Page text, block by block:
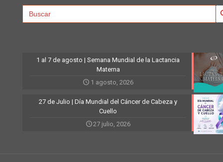
Search
1 al 7 de agosto | Semana Mundial de la Lactancia
Materna
1 agosto, 2026
27 de Julio | Día Mundial del Cáncer de Cabeza y
Cuello
27 julio, 2026